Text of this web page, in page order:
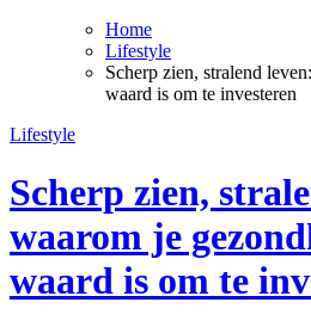
Home
Lifestyle
Scherp zien, stralend
waard is om te investeren
Lifestyle
Scherp zien,
waarom je
waard is om te